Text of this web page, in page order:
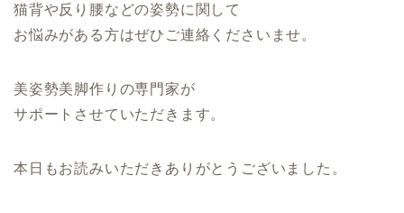
猫背や反り腰などの姿勢に関して
お悩みがある方はぜひご連絡くださいませ。
美姿勢美脚作りの専門家が
サポートさせていただきます。
本日もお読みいただきありがとうございました。